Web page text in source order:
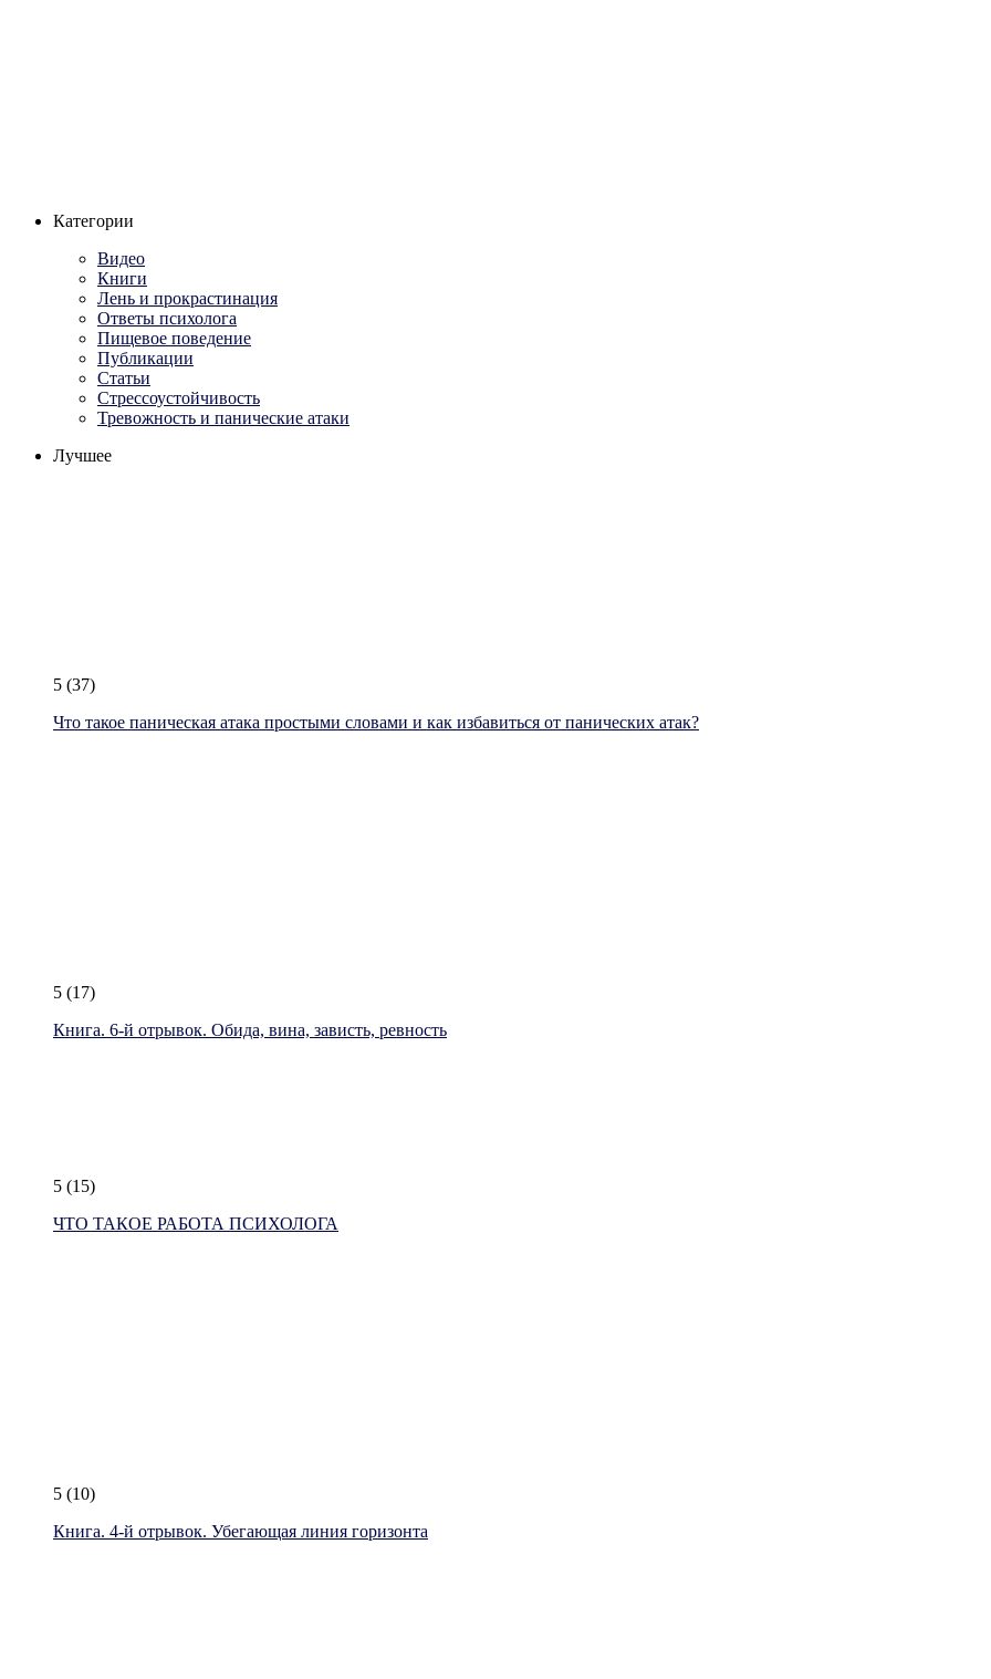
Категории
Видео
Книги
Лень и прокрастинация
Ответы психолога
Пищевое поведение
Публикации
Статьи
Стрессоустойчивость
Тревожность и панические атаки
Лучшее
5 (37)
Что такое паническая атака простыми словами и как избавиться от панических атак?
5 (17)
Книга. 6-й отрывок. Обида, вина, зависть, ревность
5 (15)
ЧТО ТАКОЕ РАБОТА ПСИХОЛОГА
5 (10)
Книга. 4-й отрывок. Убегающая линия горизонта